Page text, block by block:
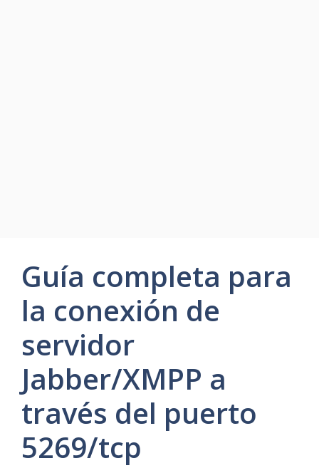
Guía completa para
la conexión de
servidor
Jabber/XMPP a
través del puerto
5269/tcp